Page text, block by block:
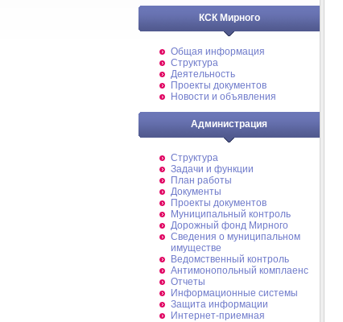
КСК Мирного
Общая информация
Структура
Деятельность
Проекты документов
Новости и объявления
Администрация
Структура
Задачи и функции
План работы
Документы
Проекты документов
Муниципальный контроль
Дорожный фонд Мирного
Cведения о муниципальном
имуществе
Ведомственный контроль
Антимонопольный комплаенс
Отчеты
Информационные системы
Защита информации
Интернет-приемная